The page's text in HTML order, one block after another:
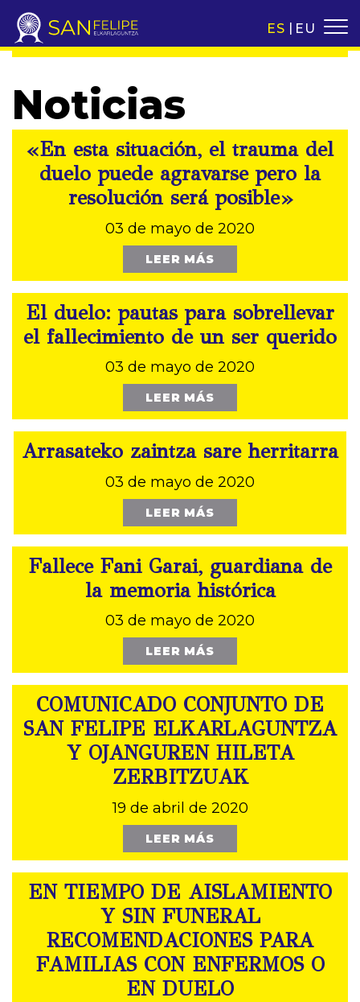
ES EU
Noticias
«En esta situación, el trauma del
duelo puede agravarse pero la
resolución será posible»
03 de mayo de 2020
LEER MÁS
El duelo: pautas para sobrellevar
el fallecimiento de un ser querido
03 de mayo de 2020
LEER MÁS
Arrasateko zaintza sare herritarra
03 de mayo de 2020
LEER MÁS
Fallece Fani Garai, guardiana de
la memoria histórica
03 de mayo de 2020
LEER MÁS
COMUNICADO CONJUNTO DE
SAN FELIPE ELKARLAGUNTZA
Y OJANGUREN HILETA
ZERBITZUAK
19 de abril de 2020
LEER MÁS
EN TIEMPO DE AISLAMIENTO
Y SIN FUNERAL
RECOMENDACIONES PARA
FAMILIAS CON ENFERMOS O
EN DUELO